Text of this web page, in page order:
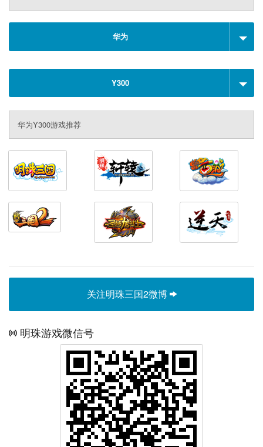
华为
Y300
华为Y300游戏推荐
关注明珠三国2微博
明珠游戏微信号